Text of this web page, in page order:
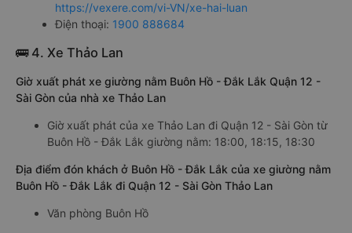
https://vexere.com/vi-VN/xe-hai-luan
Điện thoại: 1900 888684
🚌 4. Xe Thảo Lan
Giờ xuất phát xe giường nằm Buôn Hồ - Đắk Lắk Quận 12 -
Sài Gòn của nhà xe Thảo Lan
Giờ xuất phát của xe Thảo Lan đi Quận 12 - Sài Gòn từ
Buôn Hồ - Đắk Lắk giường nằm: 18:00, 18:15, 18:30
Địa điểm đón khách ở Buôn Hồ - Đắk Lắk của xe giường nằm
Buôn Hồ - Đắk Lắk đi Quận 12 - Sài Gòn Thảo Lan
Văn phòng Buôn Hồ